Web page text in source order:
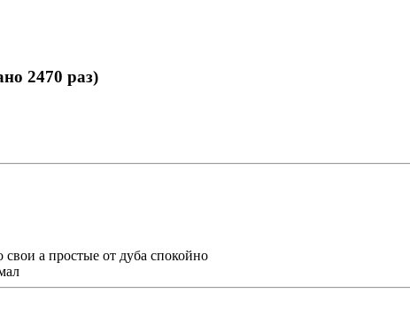
2470 раз)
а простые от дуба спокойно